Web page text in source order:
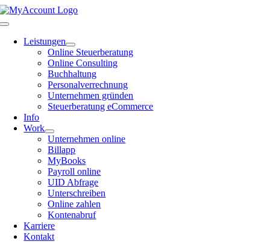
Zum
Inhalt
Toggle
NavigationLeistungen
Online Steuerberatung
Online Consulting
Buchhaltung
Personalverrechnung
Unternehmen gründen
Steuerberatung eCommerce
Info
Work
Unternehmen online
Billapp
MyBooks
Payroll online
UID Abfrage
Unterschreiben
Online zahlen
Kontenabruf
Karriere
Kontakt